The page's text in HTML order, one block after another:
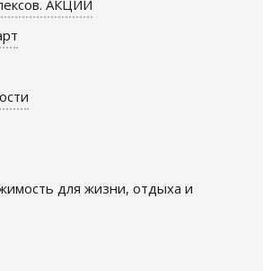
АКЦИИ
для жизни, отдыха и